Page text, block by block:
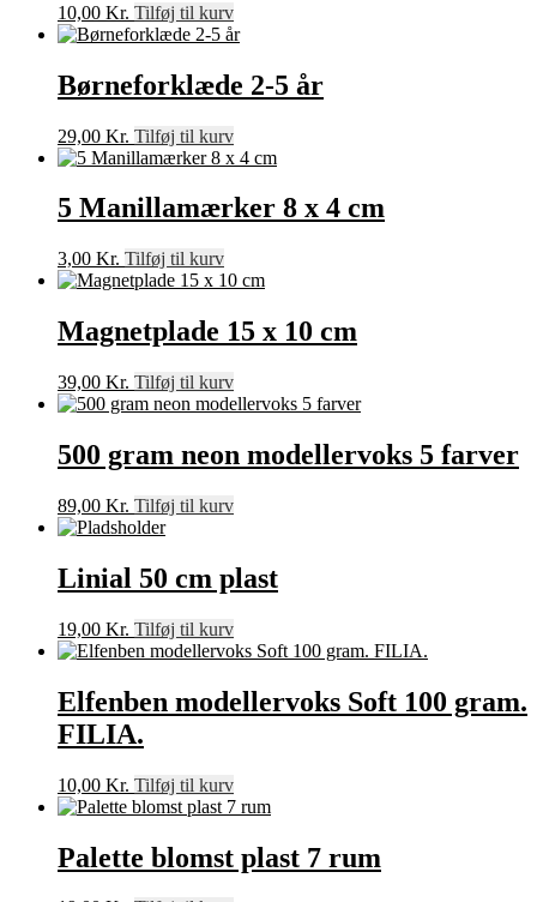
10,00 Kr. Tilføj til kurv
Børneforklæde 2-5 år
29,00 Kr. Tilføj til kurv
5 Manillamærker 8 x 4 cm
3,00 Kr. Tilføj til kurv
Magnetplade 15 x 10 cm
39,00 Kr. Tilføj til kurv
500 gram neon modellervoks 5 farver
89,00 Kr. Tilføj til kurv
Linial 50 cm plast
19,00 Kr. Tilføj til kurv
Elfenben modellervoks Soft 100 gram.
FILIA.
10,00 Kr. Tilføj til kurv
Palette blomst plast 7 rum